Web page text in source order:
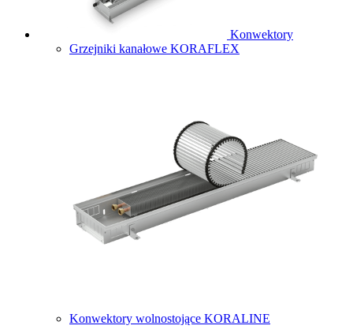
Konwektory
Grzejniki kanałowe KORAFLEX
Konwektory wolnostojące KORALINE